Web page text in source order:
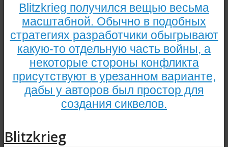
Blitzkrieg получился вещью весьма
масштабной. Обычно в подобных
стратегиях разработчики обыгрывают
какую-то отдельную часть войны, а
некоторые стороны конфликта
присутствуют в урезанном варианте,
дабы у авторов был простор для
создания сиквелов.
Blitzkrieg